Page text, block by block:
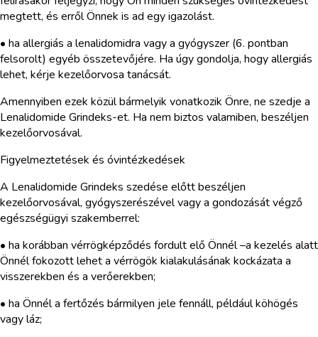
megtett, és erről Önnek is ad egy igazolást.
• ha allergiás a lenalidomidra vagy a gyógyszer (6. pontban
felsorolt) egyéb összetevőjére. Ha úgy gondolja, hogy allergiás
lehet, kérje kezelőorvosa tanácsát.
Amennyiben ezek közül bármelyik vonatkozik Önre, ne szedje a
Lenalidomide Grindeks-et. Ha nem biztos valamiben, beszéljen
kezelőorvosával.
Figyelmeztetések és óvintézkedések
A Lenalidomide Grindeks szedése előtt beszéljen
kezelőorvosával, gyógyszerészével vagy a gondozását végző
egészségügyi szakemberrel:
• ha korábban vérrögképződés fordult elő Önnél –a kezelés alatt
Önnél fokozott lehet a vérrögök kialakulásának kockázata a
visszerekben és a verőerekben;
• ha Önnél a fertőzés bármilyen jele fennáll, például köhögés
vagy láz;